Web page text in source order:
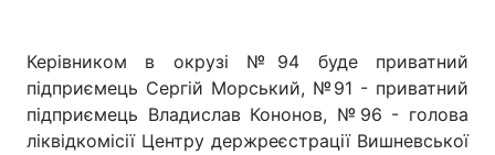
Керівником в окрузі №94 буде приватний
підприємець Сергій Морський, №91 - приватний
підприємець Владислав Кононов, №96 - голова
ліквідкомісії Центру держреєстрації Вишневської